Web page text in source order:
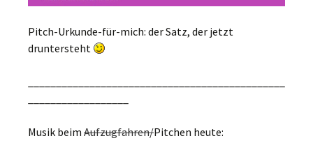
Pitch-Urkunde-für-mich: der Satz, der jetzt
druntersteht
Musik beim Aufzugfahren/Pitchen heute: